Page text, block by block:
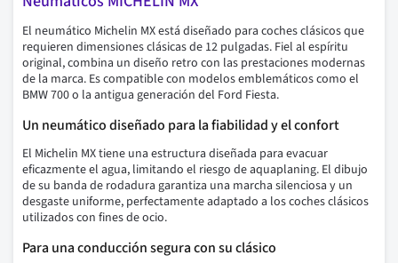
El neumático Michelin MX está diseñado para coches clásicos que
requieren dimensiones clásicas de 12 pulgadas. Fiel al espíritu
original, combina un diseño retro con las prestaciones modernas
de la marca. Es compatible con modelos emblemáticos como el
BMW 700 o la antigua generación del Ford Fiesta.
Un neumático diseñado para la fiabilidad y el confort
El Michelin MX tiene una estructura diseñada para evacuar
eficazmente el agua, limitando el riesgo de aquaplaning. El dibujo
de su banda de rodadura garantiza una marcha silenciosa y un
desgaste uniforme, perfectamente adaptado a los coches clásicos
utilizados con fines de ocio.
Para una conducción segura con su clásico